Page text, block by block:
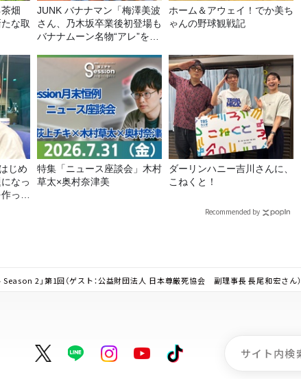
茶畑
な取
JUNK バナナマン「梅澤美波
さん、乃木坂卒業後初登場も
バナナムーン名物“アレ”を喰
ホーム＆アウェイ！でか美ち
ゃんの野球観戦記
じめ
なっ
って
特集「ニュース座談会」木村
草太×奥村奈津美
ダーリンハニー吉川さんに、
こねくと！
Recommended by
Season 2」第1回（ゲスト：公益財団法人 日本尊厳死協会 副理事長 長尾和宏さん）